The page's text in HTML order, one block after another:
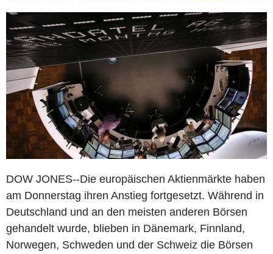
DOW JONES--Die europäischen Aktienmärkte haben
am Donnerstag ihren Anstieg fortgesetzt. Während in
Deutschland und an den meisten anderen Börsen
gehandelt wurde, blieben in Dänemark, Finnland,
Norwegen, Schweden und der Schweiz die Börsen